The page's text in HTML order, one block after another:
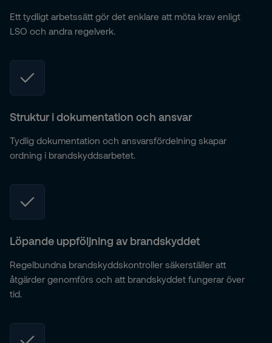
Ett tydligt arbetssätt gör det enklare att möta krav enligt
LSO och andra regelverk.
Struktur i dokumentation och ansvar
Tydlig dokumentation och ansvarsfördelning skapar
ordning i brandskyddsarbetet.
Löpande uppföljning av brandskyddet
Regelbundna brandskyddskontroller säkerställer att
åtgärder genomförs och att brandskyddet fungerar över
tid.